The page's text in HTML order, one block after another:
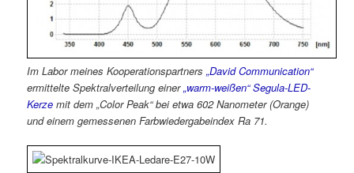
Im Labor meines Kooperationspartners„David Communication“
ermittelte Spektralverteilung einer„warm-weißen“ Segula-LED-
Kerze mit dem „Color Peak“ bei etwa 602 Nanometer (Orange)
und einem gemessenen Farbwiedergabeindex Ra 71.